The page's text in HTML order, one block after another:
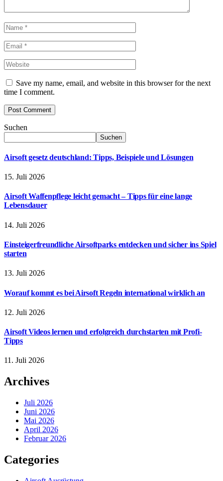
Save my name, email, and website in this browser for the next
time I comment.
Suchen
Suchen
Airsoft gesetz deutschland: Tipps, Beispiele und Lösungen
15. Juli 2026
Airsoft Waffenpflege leicht gemacht – Tipps für eine lange
Lebensdauer
14. Juli 2026
Einsteigerfreundliche Airsoftparks entdecken und sicher ins Spiel
starten
13. Juli 2026
Worauf kommt es bei Airsoft Regeln international wirklich an
12. Juli 2026
Airsoft Videos lernen und erfolgreich durchstarten mit Profi-
Tipps
11. Juli 2026
Archives
Juli 2026
Juni 2026
Mai 2026
April 2026
Februar 2026
Categories